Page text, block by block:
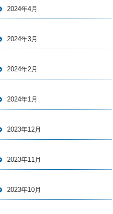
2024年4月
2024年3月
2024年2月
2024年1月
2023年12月
2023年11月
2023年10月